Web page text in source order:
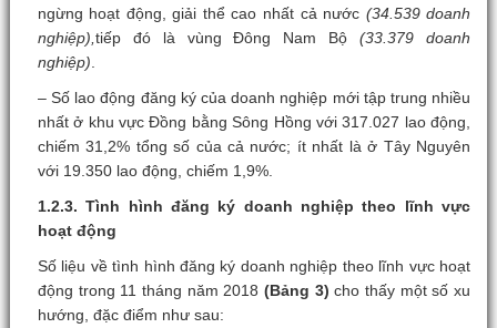
ngừng hoạt động, giải thể cao nhất cả nước (34.539 doanh
nghiệp),tiếp đó là vùng Đông Nam Bộ(33.379 doanh
nghiệp).
– Số lao động đăng ký của doanh nghiệp mới tập trung nhiều
nhất ở khu vực Đồng bằng Sông Hồng với 317.027 lao động,
chiếm 31,2% tổng số của cả nước; ít nhất là ở Tây Nguyên
với 19.350 lao động, chiếm 1,9%.
1.2.3. Tình hình đăng ký doanh nghiệp theo lĩnh vực
hoạt động
Số liệu về tình hình đăng ký doanh nghiệp theo lĩnh vực hoạt
động trong 11 tháng năm 2018 (Bảng 3) cho thấy một số xu
hướng, đặc điểm như sau: